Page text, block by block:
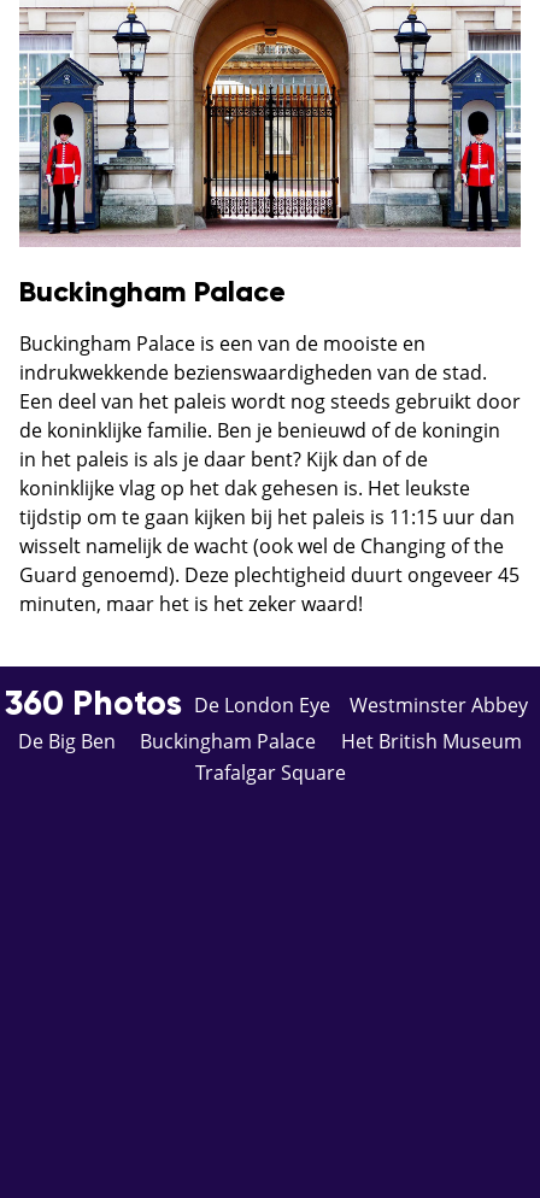
Buckingham Palace
Buckingham Palace is een van de mooiste en
indrukwekkende bezienswaardigheden van de stad.
Een deel van het paleis wordt nog steeds gebruikt door
de koninklijke familie. Ben je benieuwd of de koningin
in het paleis is als je daar bent? Kijk dan of de
koninklijke vlag op het dak gehesen is. Het leukste
tijdstip om te gaan kijken bij het paleis is 11:15 uur dan
wisselt namelijk de wacht (ook wel de Changing of the
Guard genoemd). Deze plechtigheid duurt ongeveer 45
minuten, maar het is het zeker waard!
360 Photos De London Eye
Westminster Abbey
De Big Ben
Buckingham Palace
Het British Museum
Trafalgar Square